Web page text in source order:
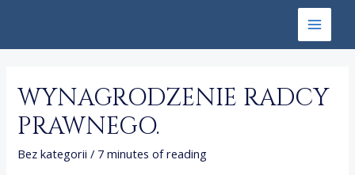
content
Main
WYNAGRODZENIE RADCY
PRAWNEGO.
Bez kategorii / 7 minutes of reading